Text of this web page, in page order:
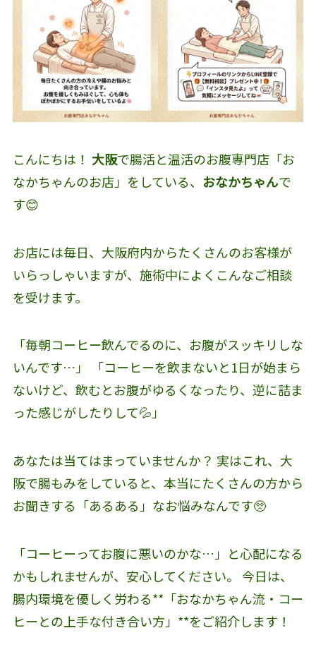
こんにちは！ 大阪で腸活と温活のお腹専門店「お
なかちゃんのお店」をしている、 おなかちゃんで
す😊
お店には毎日、大阪府内からたくさんのお客様が
いらっしゃいますが、施術中によくこんなご相談
を受けます。
「毎朝コーヒー飲んでるのに、お腹がスッキリしな
いんです…」 「コーヒーを飲まないと1日が始まら
ないけど、飲むとお腹がゆるくなったり、逆に詰ま
った感じがしたりして💦」
あなたは当てはまっていませんか？ 実はこれ、大
阪で腸もみをしていると、本当にたくさんの方から
お聞きする「あるある」なお悩みなんです🥺
「コーヒーってお腹に悪いのかな…」と心配になる
かもしれませんが、安心してください。 今日は、
腸内環境を優しく労わる**「おなかちゃん流・コー
ヒーとの上手な付き合い方」**をご紹介します！